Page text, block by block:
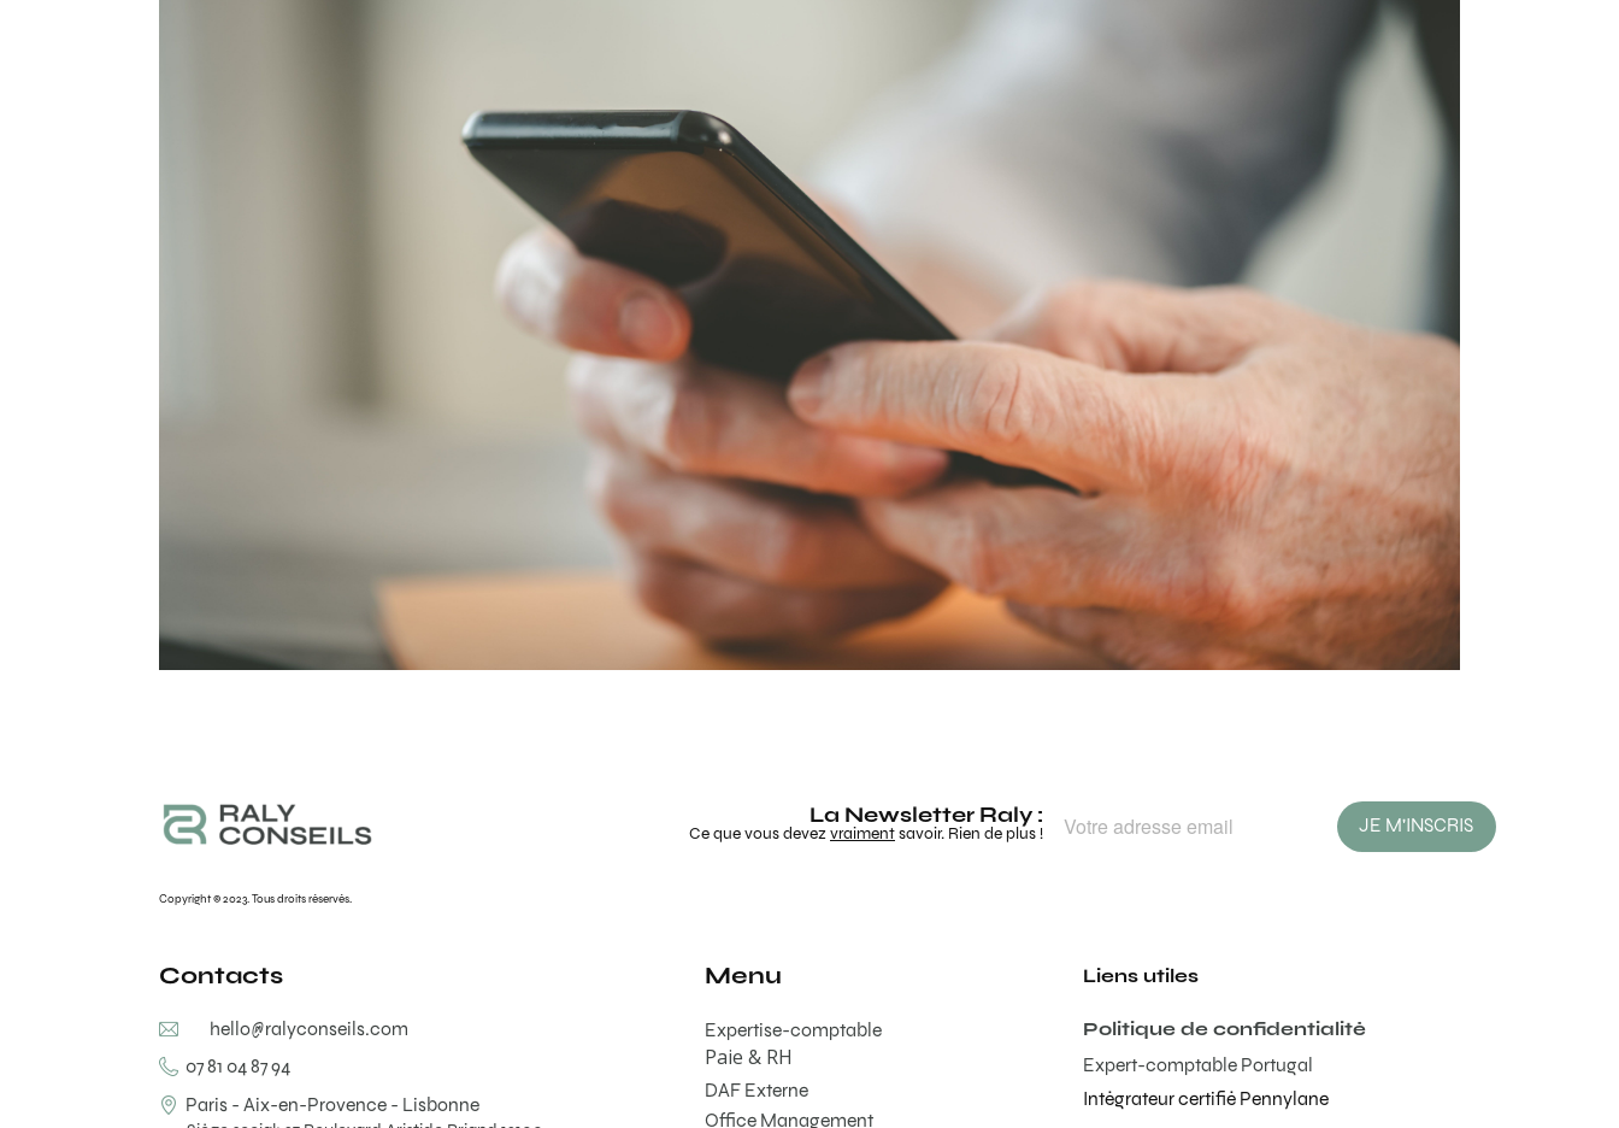
La Newsletter Raly :
Ce que vous devezvraimentsavoir. Rien de plus ! JE M'INSCRIS
Copyright © 2023. Tous droits réservés.
Contacts
hello@ralyconseils.com
07 81 04 87 94
Paris - Aix-en-Provence - Lisbonne
Menu
Expertise-comptable
DAF Externe
Office Management
Paie & RH
Liens utiles
Politique de confidentialité
Expert-comptable Portugal
Intégrateur certifié Pennylane